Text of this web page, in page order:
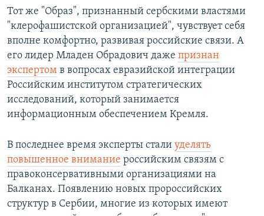
Тот же "Образ", признанный сербскими властями
"клерофашистской организацией", чувствует себя
вполне комфортно, развивая российские связи. А
его лидер Младен Обрадович даже признан
экспертом в вопросах евразийской интеграции
Российским институтом стратегических
исследований, который занимается
информационным обеспечением Кремля.
В последнее время эксперты стали уделять
повышенное внимание российским связям с
правоконсервативными организациями на
Балканах. Появлению новых пророссийских
структур в Сербии, многие из которых имеют